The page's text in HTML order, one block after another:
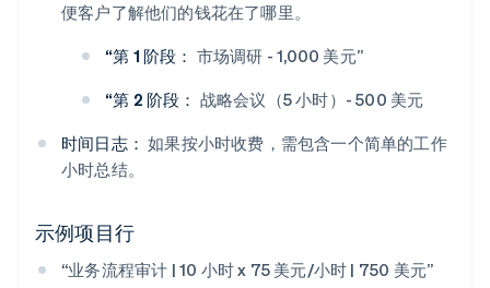
便客户了解他们的钱花在了哪里。
“第 1 阶段： 市场调研 - 1,000 美元”
“第 2 阶段： 战略会议（5 小时）- 500 美元
时间日志： 如果按小时收费，需包含一个简单的工作
小时总结。
示例项目行
“业务流程审计 | 10 小时 x 75 美元/小时 | 750 美元”